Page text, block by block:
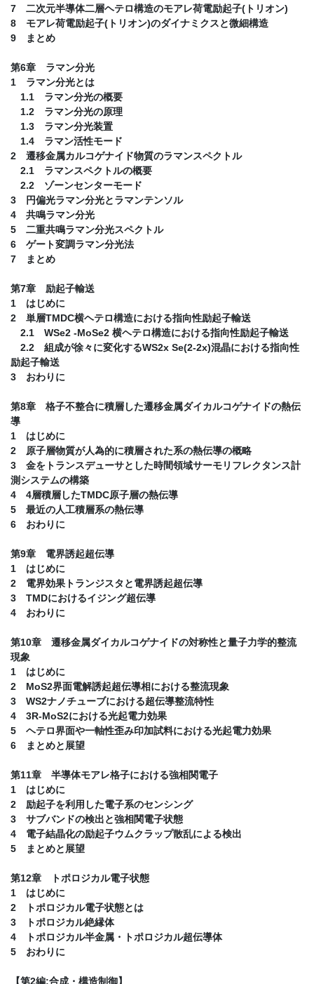
7 二次元半導体二層ヘテロ構造のモアレ荷電励起子(トリオン)
8 モアレ荷電励起子(トリオン)のダイナミクスと微細構造
9 まとめ
第6章 ラマン分光
1 ラマン分光とは
1.1 ラマン分光の概要
1.2 ラマン分光の原理
1.3 ラマン分光装置
1.4 ラマン活性モード
2 遷移金属カルコゲナイド物質のラマンスペクトル
2.1 ラマンスペクトルの概要
2.2 ゾーンセンターモード
3 円偏光ラマン分光とラマンテンソル
4 共鳴ラマン分光
5 二重共鳴ラマン分光スペクトル
6 ゲート変調ラマン分光法
7 まとめ
第7章 励起子輸送
1 はじめに
2 単層TMDC横ヘテロ構造における指向性励起子輸送
2.1 WSe2 -MoSe2 横ヘテロ構造における指向性励起子輸送
2.2 組成が徐々に変化するWS2x Se(2-2x)混晶における指向性
励起子輸送
3 おわりに
第8章 格子不整合に積層した遷移金属ダイカルコゲナイドの熱伝
導
1 はじめに
2 原子層物質が人為的に積層された系の熱伝導の概略
3 金をトランスデューサとした時間領域サーモリフレクタンス計
測システムの構築
4 4層積層したTMDC原子層の熱伝導
5 最近の人工積層系の熱伝導
6 おわりに
第9章 電界誘起超伝導
1 はじめに
2 電界効果トランジスタと電界誘起超伝導
3 TMDにおけるイジング超伝導
4 おわりに
第10章 遷移金属ダイカルコゲナイドの対称性と量子力学的整流
現象
1 はじめに
2 MoS2界面電解誘起超伝導相における整流現象
3 WS2ナノチューブにおける超伝導整流特性
4 3R-MoS2における光起電力効果
5 ヘテロ界面や一軸性歪み印加試料における光起電力効果
6 まとめと展望
第11章 半導体モアレ格子における強相関電子
1 はじめに
2 励起子を利用した電子系のセンシング
3 サブバンドの検出と強相関電子状態
4 電子結晶化の励起子ウムクラップ散乱による検出
5 まとめと展望
第12章 トポロジカル電子状態
1 はじめに
2 トポロジカル電子状態とは
3 トポロジカル絶縁体
4 トポロジカル半金属・トポロジカル超伝導体
5 おわりに
【第2編:合成・構造制御】